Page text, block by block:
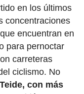
en los últimos
concentraciones
encuentran en
para pernoctar
carreteras
ciclismo. No
con más